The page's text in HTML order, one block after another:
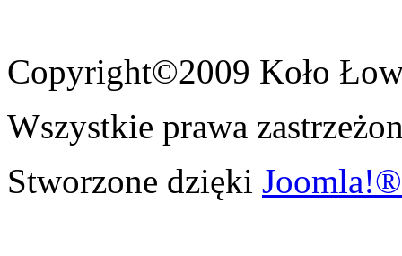
Copyright©2009 Koło
Wszystkie prawa
Stworzone dzięki Joomla!®